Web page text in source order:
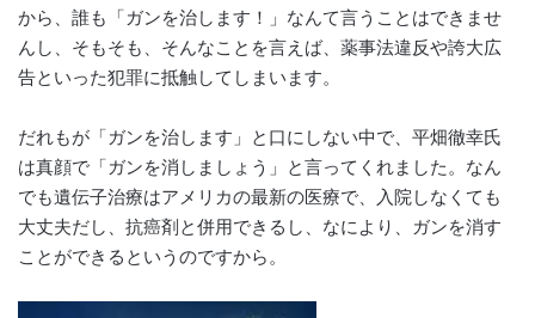
から、誰も「ガンを治します！」なんて言うことはできませ
んし、そもそも、そんなことを言えば、薬事法違反や誇大広
告といった犯罪に抵触してしまいます。
だれもが「ガンを治します」と口にしない中で、平畑徹幸氏
は真顔で「ガンを消しましょう」と言ってくれました。なん
でも遺伝子治療はアメリカの最新の医療で、入院しなくても
大丈夫だし、抗癌剤と併用できるし、なにより、ガンを消す
ことができるというのですから。